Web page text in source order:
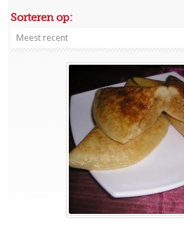
Sorteren op:
Meest recent